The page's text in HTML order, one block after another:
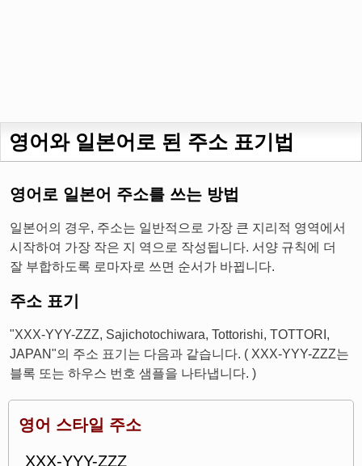
영어와 일본어로 된 주소 표기법
영어로 일본어 주소를 쓰는 방법
일본어의 경우, 주소는 일반적으로 가장 큰 지리적 영역에서
시작하여 가장 작은 지 역으로 작성됩니다. 서양 규칙에 더
잘 부합하도록 로마자로 쓰면 순서가 바뀝니다.
주소 표기
"XXX-YYY-ZZZ, Sajichotochiwara, Tottorishi, TOTTORI,
JAPAN"의 주소 표기는 다음과 같습니다. ( XXX-YYY-ZZZ는
블록 또는 하우스 번호 샘플을 나타냅니다. )
영어 스타일 주소
XXX-YYY-ZZZ